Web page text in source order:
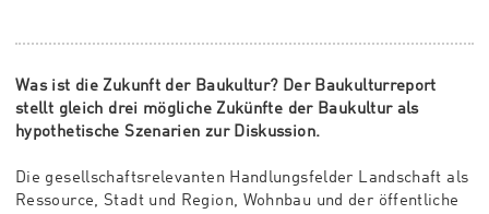
Was ist die Zukunft der Baukultur? Der Baukulturreport
stellt gleich drei mögliche Zukünfte der Baukultur als
hypothetische Szenarien zur Diskussion.
Die gesellschaftsrelevanten Handlungsfelder Landschaft als
Ressource, Stadt und Region, Wohnbau und der öffentliche